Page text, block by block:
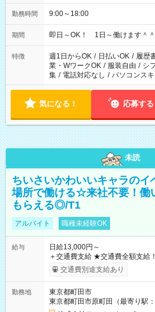
勤務時間 9:00～18:00
期間 即日～OK！ 1日～働けます＾＾
特徴 週1日からOK / 日払いOK / 履歴
業・WワークOK / 服装自由 / シ
集 / 電話対応なし / パソコンス
気になる！ 応募する
未読
ちいさいかわいいキャラのイ
場所で働ける☆来社不要！働
もらえる◎/T1
アルバイト 職種未経験OK
給与
日給13,000円～
＋交通費支給 ★交通費全額支給！ ┗案件により規定あり ★日払
いOK！（規定あり） ┗働いたそ
ンビニATMから 日払い分を引き落とせます
交通費別途支給あり
勤務地
東京都町田市
東京都町田市原町田（最寄り駅：